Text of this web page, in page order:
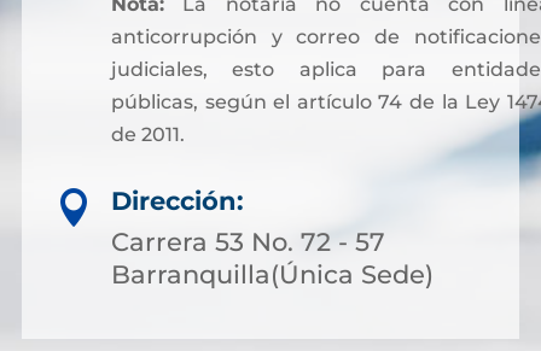
anticorrupción y correo de
judiciales, esto aplica para
públicas, según el artículo 74 de la Ley
de 2011.
Sin embargo, para facilitar otros trámites y
pagos asociados a servicios notariales, hoy
es posible acceder a soluciones financieras
más flexibles. Muchas personas optan por

Dirección:
Carrera 53 No. 72 - 57
Barranquilla(Única Sede)